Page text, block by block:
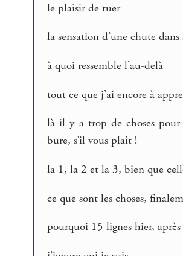
le plaisir de tuer
la sensation d’une chute
à quoi ressemble l’au-delà
tout ce que j’ai encore à
là il y a trop de choses pour
bure, s’il vous plaît !
la 1, la 2 et la 3, bien que
ce que sont les choses,
pourquoi 15 lignes hier,